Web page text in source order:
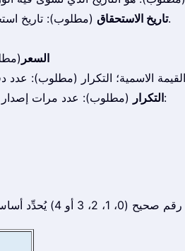
تاريخ الاستحقاق(مطلوب): تاريخ استحقاق الورقة المالية، وهو التاريخ الذي تنتهي فيه صلاحيتها.
السعر
التكرار(مطلوب): عدد مرات إصدار الكوبونات خلال السنة. هناك ثلاثة أنواع من تكرار الإصدار: